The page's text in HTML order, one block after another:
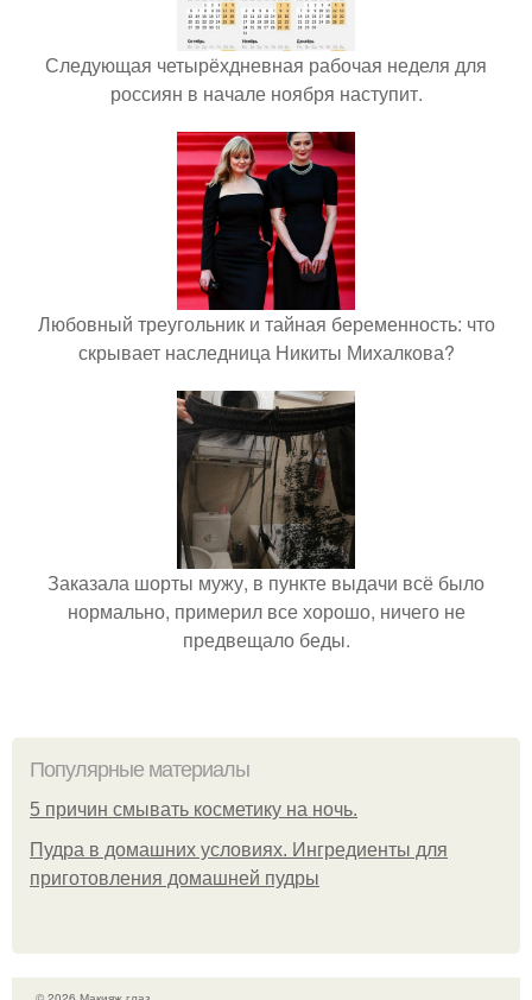
Следующая четырёхдневная рабочая неделя для
россиян в начале ноября наступит.
Любовный треугольник и тайная беременность: что
скрывает наследница Никиты Михалкова?
Заказала шорты мужу, в пункте выдачи всё было
нормально, примерил все хорошо, ничего не
предвещало беды.
Популярные материалы
5 причин смывать косметику на ночь.
Пудра в домашних условиях. Ингредиенты для
приготовления домашней пудры